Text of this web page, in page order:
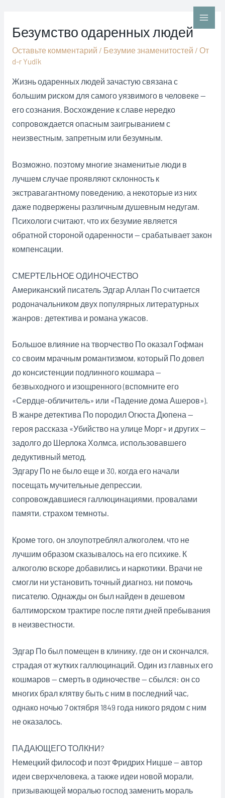
содержимому
Main
Безумство одаренных людей
Оставьте комментарий / Безумие знаменитостей / От
d-r Yudik
Жизнь одаренных людей зачастую связана с
большим риском для самого уязвимого в человеке —
его сознания. Восхождение к славе нередко
сопровождается опасным заигрыванием с
неизвестным, запретным или безумным.
Возможно, поэтому многие знаменитые люди в
лучшем случае проявляют склонность к
экстравагантному поведению, а некоторые из них
даже подвержены различным душевным недугам.
Психологи считают, что их безумие является
обратной стороной одаренности — срабатывает закон
компенсации.
СМЕРТЕЛЬНОЕ ОДИНОЧЕСТВО
Американский писатель Эдгар Аллан По считается
родоначальником двух популярных литературных
жанров: детектива и романа ужасов.
Большое влияние на творчество По оказал Гофман
со своим мрачным романтизмом, который По довел
до консистенции подлинного кошмара —
безвыходного и изощренного (вспомните его
«Сердце-обличитель» или «Падение дома Ашеров»).
В жанре детектива По породил Огюста Дюпена —
героя рассказа «Убийство на улице Морг» и других —
задолго до Шерлока Холмса, использовавшего
дедуктивный метод.
Эдгару По не было еще и 30, когда его начали
посещать мучительные депрессии,
сопровождавшиеся галлюцинациями, провалами
памяти, страхом темноты.
Кроме того, он злоупотреблял алкоголем, что не
лучшим образом сказывалось на его психике. К
алкоголю вскоре добавились и наркотики. Врачи не
смогли ни установить точный диагноз, ни помочь
писателю. Однажды он был найден в дешевом
балтиморском трактире после пяти дней пребывания
в неизвестности.
Эдгар По был помещен в клинику, где он и скончался,
страдая от жутких галлюцинаций. Один из главных его
кошмаров — смерть в одиночестве — сбылся: он со
многих брал клятву быть с ним в последний час,
однако ночью 7 октября 1849 года никого рядом с ним
не оказалось.
ПАДАЮЩЕГО ТОЛКНИ?
Немецкий философ и поэт Фридрих Ницше — автор
идеи сверхчеловека, а также идеи новой морали,
призывающей моралью господ заменить мораль